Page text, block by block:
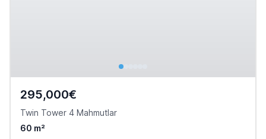
295,000€
Twin Tower 4 Mahmutlar
60 m²